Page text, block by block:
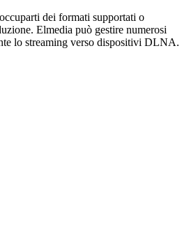
dei formati supportati o
Elmedia può gestire numerosi
lo streaming verso dispositivi DLNA.